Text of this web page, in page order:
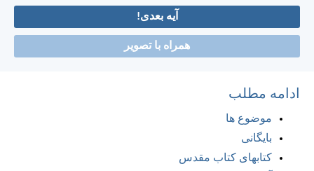
آیه بعدی!
همراه با تصویر
ادامه مطلب
موضوع ها
بایگانی
کتابهای کتاب مقدس